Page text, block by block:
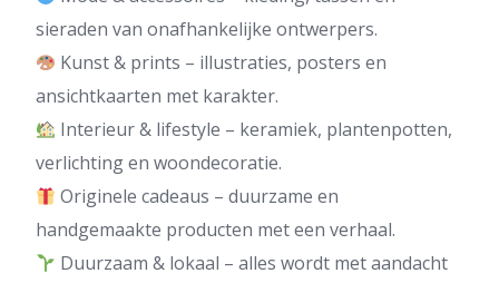
sieraden van onafhankelijke ontwerpers.
Kunst & prints – illustraties, posters en
ansichtkaarten met karakter.
Interieur & lifestyle – keramiek, plantenpotten,
verlichting en woondecoratie.
Originele cadeaus – duurzame en
handgemaakte producten met een verhaal.
Duurzaam & lokaal – alles wordt met aandacht